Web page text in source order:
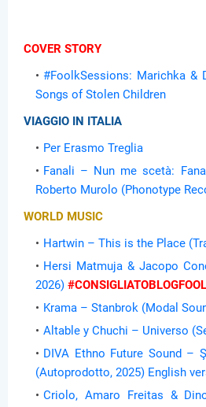
COVER STORY
#FoolkSessions: Marichka &
Songs of Stolen Children
VIAGGIO IN ITALIA
Per Erasmo Treglia
Fanali – Nun me scetà:
Roberto Murolo (Phonotype
WORLD MUSIC
Hartwin – This is the Place
Hersi Matmuja & Jacopo
2026)
Krama – Stanbrok (Modal
Altable y Chuchi – Universo
DIVA Ethno Future Sound –
(Autoprodotto, 2025) English
Criolo, Amaro Freitas &